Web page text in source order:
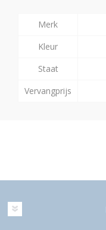
Merk
Kleur
Staat
Vervangprijs